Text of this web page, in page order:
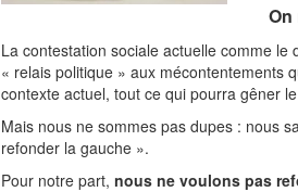
On
La contestation sociale actuelle comme
« relais politique » aux mécontentements
contexte actuel, tout ce qui pourra gêner
Mais nous ne sommes pas dupes : nous
refonder la gauche ».
Pour notre part, nous ne voulons pas